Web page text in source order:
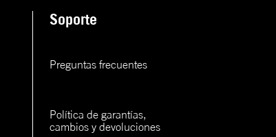
Soporte
Preguntas frecuentes
Política de garantías,
cambios y devoluciones